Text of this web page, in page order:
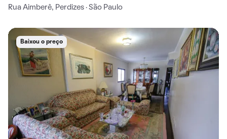
Rua Aimberê, Perdizes · São Paulo
Baixou o preço